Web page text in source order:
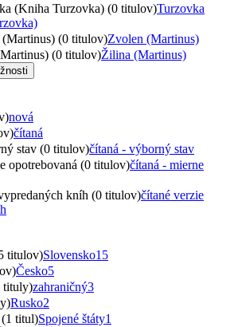
(Kniha Turzovka) (0 titulov)Turzovka
(0 titulov)Zvolen (Martinus)
(0 titulov)Žilina (Martinus)
nová
čítaná
stav (0 titulov)čítaná - výborný stav
opotrebovaná (0 titulov)čítaná - mierne
kníh (0 titulov)čítané verzie
titulov)Slovensko15
Česko5
tituly)zahraničný3
Rusko2
(1 titul)Spojené štáty1